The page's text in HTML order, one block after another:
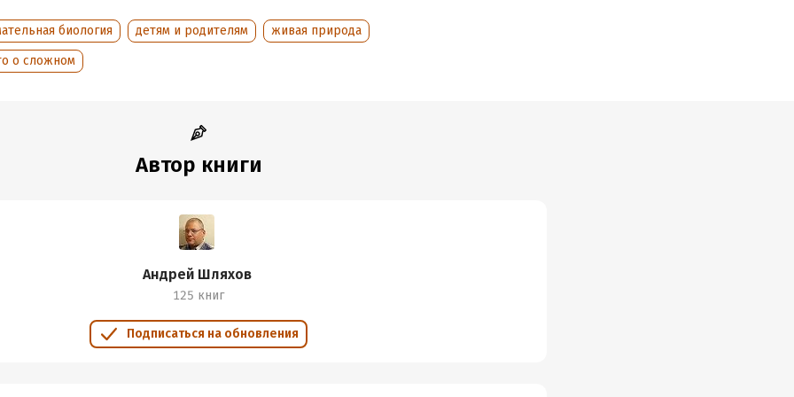
аудиозаписи: Татьяна Плюта
3 июля 2020
биология детям и родителям
живая природа
о сложном
Автор книги
Андрей Шляхов
125 книг
Подписаться на обновления